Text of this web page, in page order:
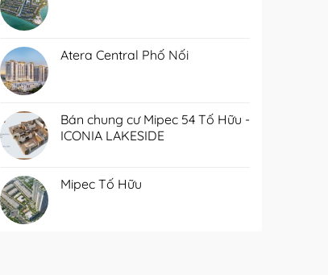
Atera Central Phố Nối
Bán chung cư Mipec 54 Tố Hữu -
ICONIA LAKESIDE
Mipec Tố Hữu